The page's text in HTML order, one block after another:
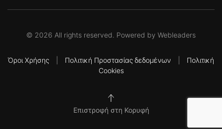
© 2026 All rights reserved. Powered by Webleaders
Όροι Χρήσης Πολιτική Προστασίας δεδομένων
Πολιτική
Cookies
Επιστροφή στη Κορυφή